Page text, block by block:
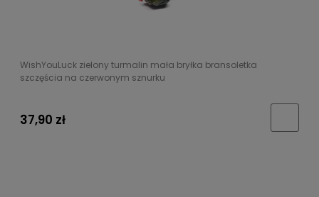
WishYouLuck zielony turmalin mała bryłka bransoletka
szczęścia na czerwonym sznurku
37,90 zł